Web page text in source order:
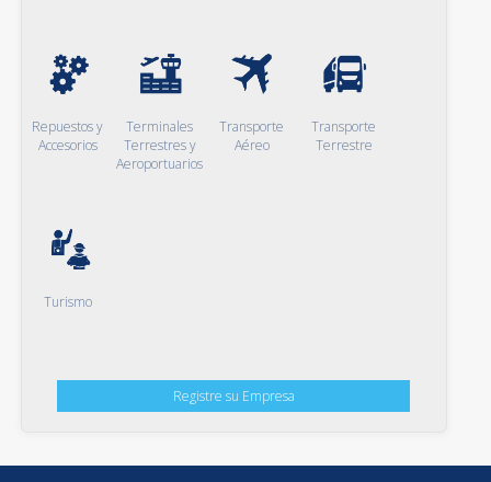
Repuestos y
Accesorios
Terminales
Terrestres y
Aeroportuarios
Transporte
Aéreo
Transporte
Terrestre
Turismo
Registre su Empresa